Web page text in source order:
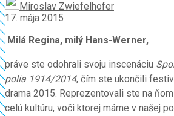
Miroslav Zwiefelhofer
17. mája 2015
Milá Regina, milý Hans-Werner,
práve ste odohrali svoju inscenáciu
polia 1914/2014, čím ste ukončili
drama 2015. Reprezentovali ste na
celú kultúru, voči ktorej máme v našej